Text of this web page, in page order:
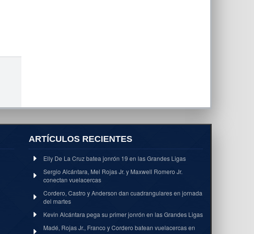
ARTÍCULOS RECIENTES
Elly De La Cruz batea jonrón 19 en las Grandes Ligas
Sergio Alcántara, Mel Rojas Jr. y Maxwell Romero Jr.
conectan vuelacercas
Cordero, Castro y Anderson dan cuadrangulares en jornada
del martes
Kevin Alcántara pega su primer jonrón en las Grandes Ligas
Madé, Rojas Jr., Franco y Cordero batean vuelacercas en